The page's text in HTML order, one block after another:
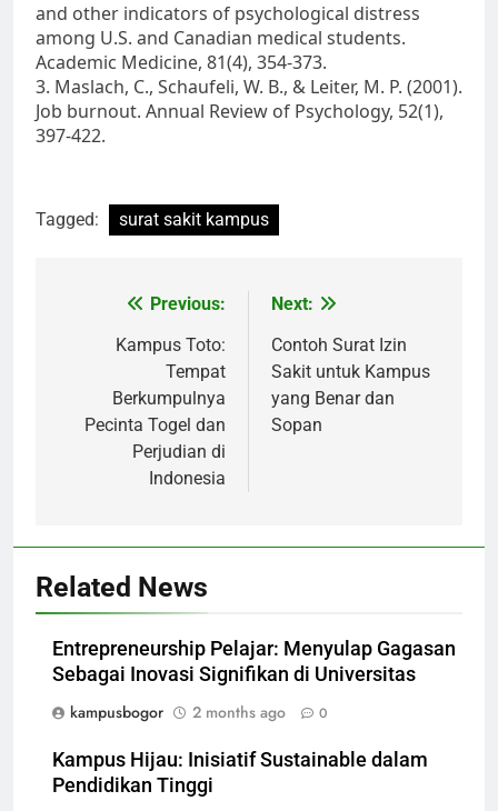
and other indicators of psychological distress
among U.S. and Canadian medical students.
Academic Medicine, 81(4), 354-373.
3. Maslach, C., Schaufeli, W. B., & Leiter, M. P. (2001).
Job burnout. Annual Review of Psychology, 52(1),
397-422.
Tagged: surat sakit kampus
navigation
Previous:
Kampus Toto:
Tempat
Berkumpulnya
Pecinta Togel dan
Perjudian di
Indonesia
Next:
Contoh Surat Izin
Sakit untuk Kampus
yang Benar dan
Sopan
Related News
Entrepreneurship Pelajar: Menyulap Gagasan
Sebagai Inovasi Signifikan di Universitas
kampusbogor
2 months ago 0
Kampus Hijau: Inisiatif Sustainable dalam
Pendidikan Tinggi